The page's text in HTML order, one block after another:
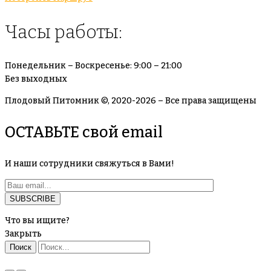
Часы работы:
Понедельник – Воскресенье: 9:00 – 21:00
Без выходных
Плодовый Питомник ©, 2020-2026 – Все права защищены
ОСТАВЬТЕ свой email
И наши сотрудники свяжуться в Вами!
Что вы ищите?
Закрыть
Поиск